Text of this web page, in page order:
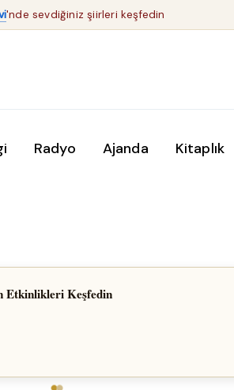
'nde sevdiğiniz şiirleri keşfedin
Radyo Ajanda Kitaplık
📢
Reklam Verin